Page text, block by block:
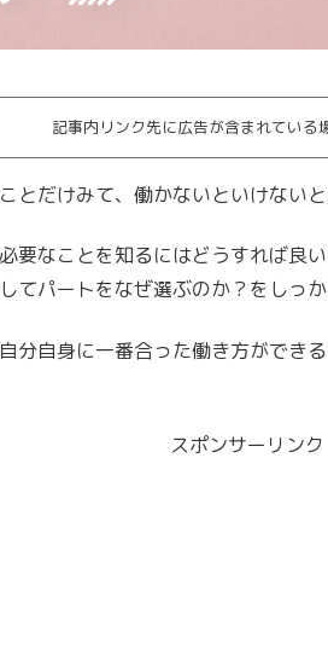
記事内リンク先に広告が含まれている
とだけみて、働かないといけない
要なことを知るにはどうすれば良
てパートをなぜ選ぶのか？をしっ
分自身に一番合った働き方ができ
スポンサーリンク